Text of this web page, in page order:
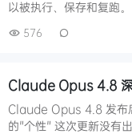
以被执行、保存和复跑
576
Claude Opus 4.8 深
Claude Opus 4.8 发布
的"个性" 这次更新没有